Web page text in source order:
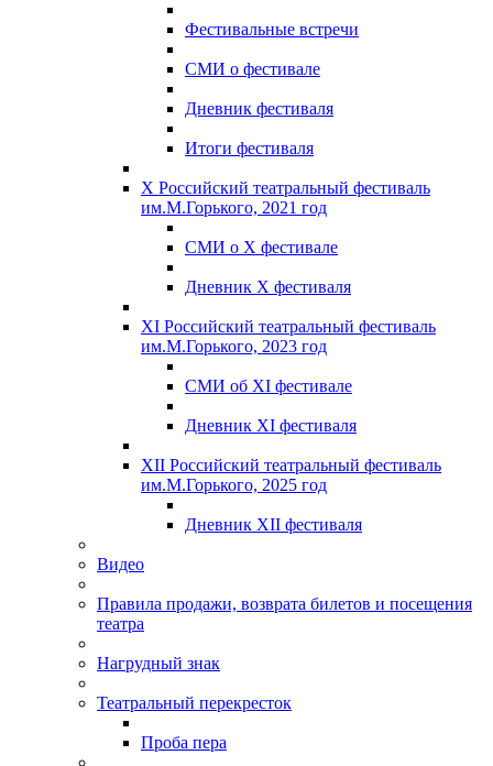
Фестивальные встречи
СМИ о фестивале
Дневник фестиваля
Итоги фестиваля
X Российский театральный фестиваль
им.М.Горького, 2021 год
СМИ о X фестивале
Дневник X фестиваля
XI Российский театральный фестиваль
им.М.Горького, 2023 год
СМИ об XI фестивале
Дневник XI фестиваля
XII Российский театральный фестиваль
им.М.Горького, 2025 год
Дневник XII фестиваля
Видео
Правила продажи, возврата билетов и посещения
театра
Нагрудный знак
Театральный перекресток
Проба пера